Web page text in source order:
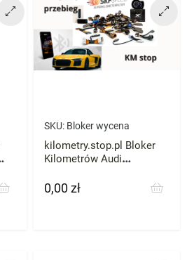
SKU: Bloker wycena
kilometry.stop.pl Bloker
Kilometrów Audi
każde zatrzymaj licznik
przebieg
Cena
0,00 zł